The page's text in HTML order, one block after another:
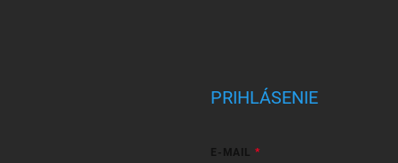
PRIHLÁSENIE
E-MAIL